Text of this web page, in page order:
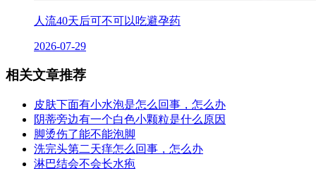
人流40天后可不可以吃避孕药
2026-07-29
相关文章推荐
皮肤下面有小水泡是怎么回事，怎么办
阴蒂旁边有一个白色小颗粒是什么原因
脚烫伤了能不能泡脚
洗完头第二天痒怎么回事，怎么办
淋巴结会不会长水疱